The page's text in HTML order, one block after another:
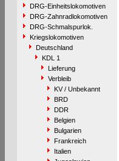
DRG-Einheitslokomotiven
DRG-Zahnradlokomotiven
DRG-Schmalspurlok.
Kriegslokomotiven
Deutschland
KDL 1
Lieferung
Verbleib
KV / Unbekannt
BRD
DDR
Belgien
Bulgarien
Frankreich
Italien